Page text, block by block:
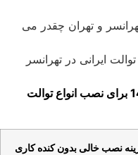
و تهران چقدر می
ایرانی در تهرانسر
خلاصه فاکتور قیمت سال 1401 – 1402 برای نصب انواع توالت
نصب خالی بدون کنده کاری